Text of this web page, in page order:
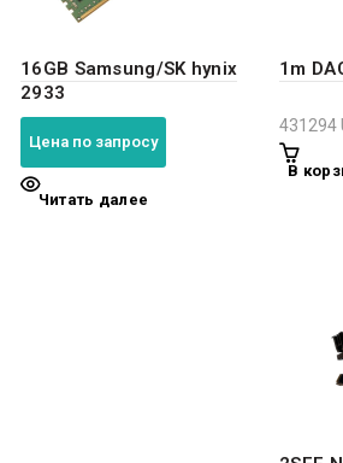
16GB Samsung/SK hynix
2933
Цена по запросу
Читать далее
1m
431294
В